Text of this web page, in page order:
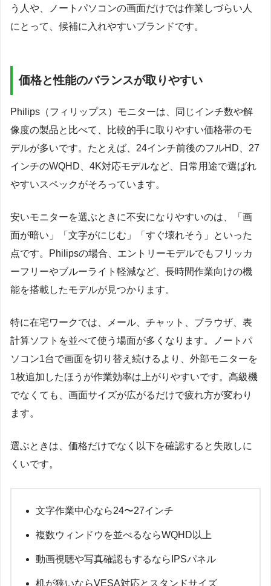
う人や、ノートパソコンの画面だけでは作業しづらい人
にとって、候補に入れやすいブランドです。
価格と性能のバランスが取りやすい
Philips（フィリップス）モニターは、同じインチ数や解
像度の製品と比べて、比較的手に取りやすい価格帯のモ
デルが多いです。たとえば、24インチ前後のフルHD、27
インチのWQHD、4K対応モデルなど、日常用途で選ばれ
やすいスペックがそろっています。
安いモニターを選ぶときに不安になりやすいのは、「画
面が暗い」「文字がにじむ」「すぐ壊れそう」といった
点です。Philipsの場合、エントリーモデルでもフリッカ
ーフリーやブルーライト軽減など、長時間作業向けの機
能を搭載したモデルが見つかります。
特に在宅ワークでは、メール、チャット、ブラウザ、表
計算ソフトを並べて使う場面が多くなります。ノートパ
ソコン1台で画面を切り替え続けるより、外部モニターを
1枚追加したほうが作業効率は上がりやすいです。高級機
でなくても、画面サイズが広がるだけで疲れ方が変わり
ます。
選ぶときは、価格だけでなく以下を確認すると失敗しに
くいです。
文字作業中心なら24〜27インチ
複数ウィンドウを並べるならWQHD以上
動画視聴や写真確認もするならIPSパネル
机が狭いならVESA対応とスタンドサイズ